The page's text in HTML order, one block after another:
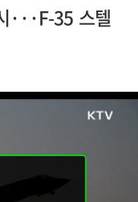
···F-35 스텔